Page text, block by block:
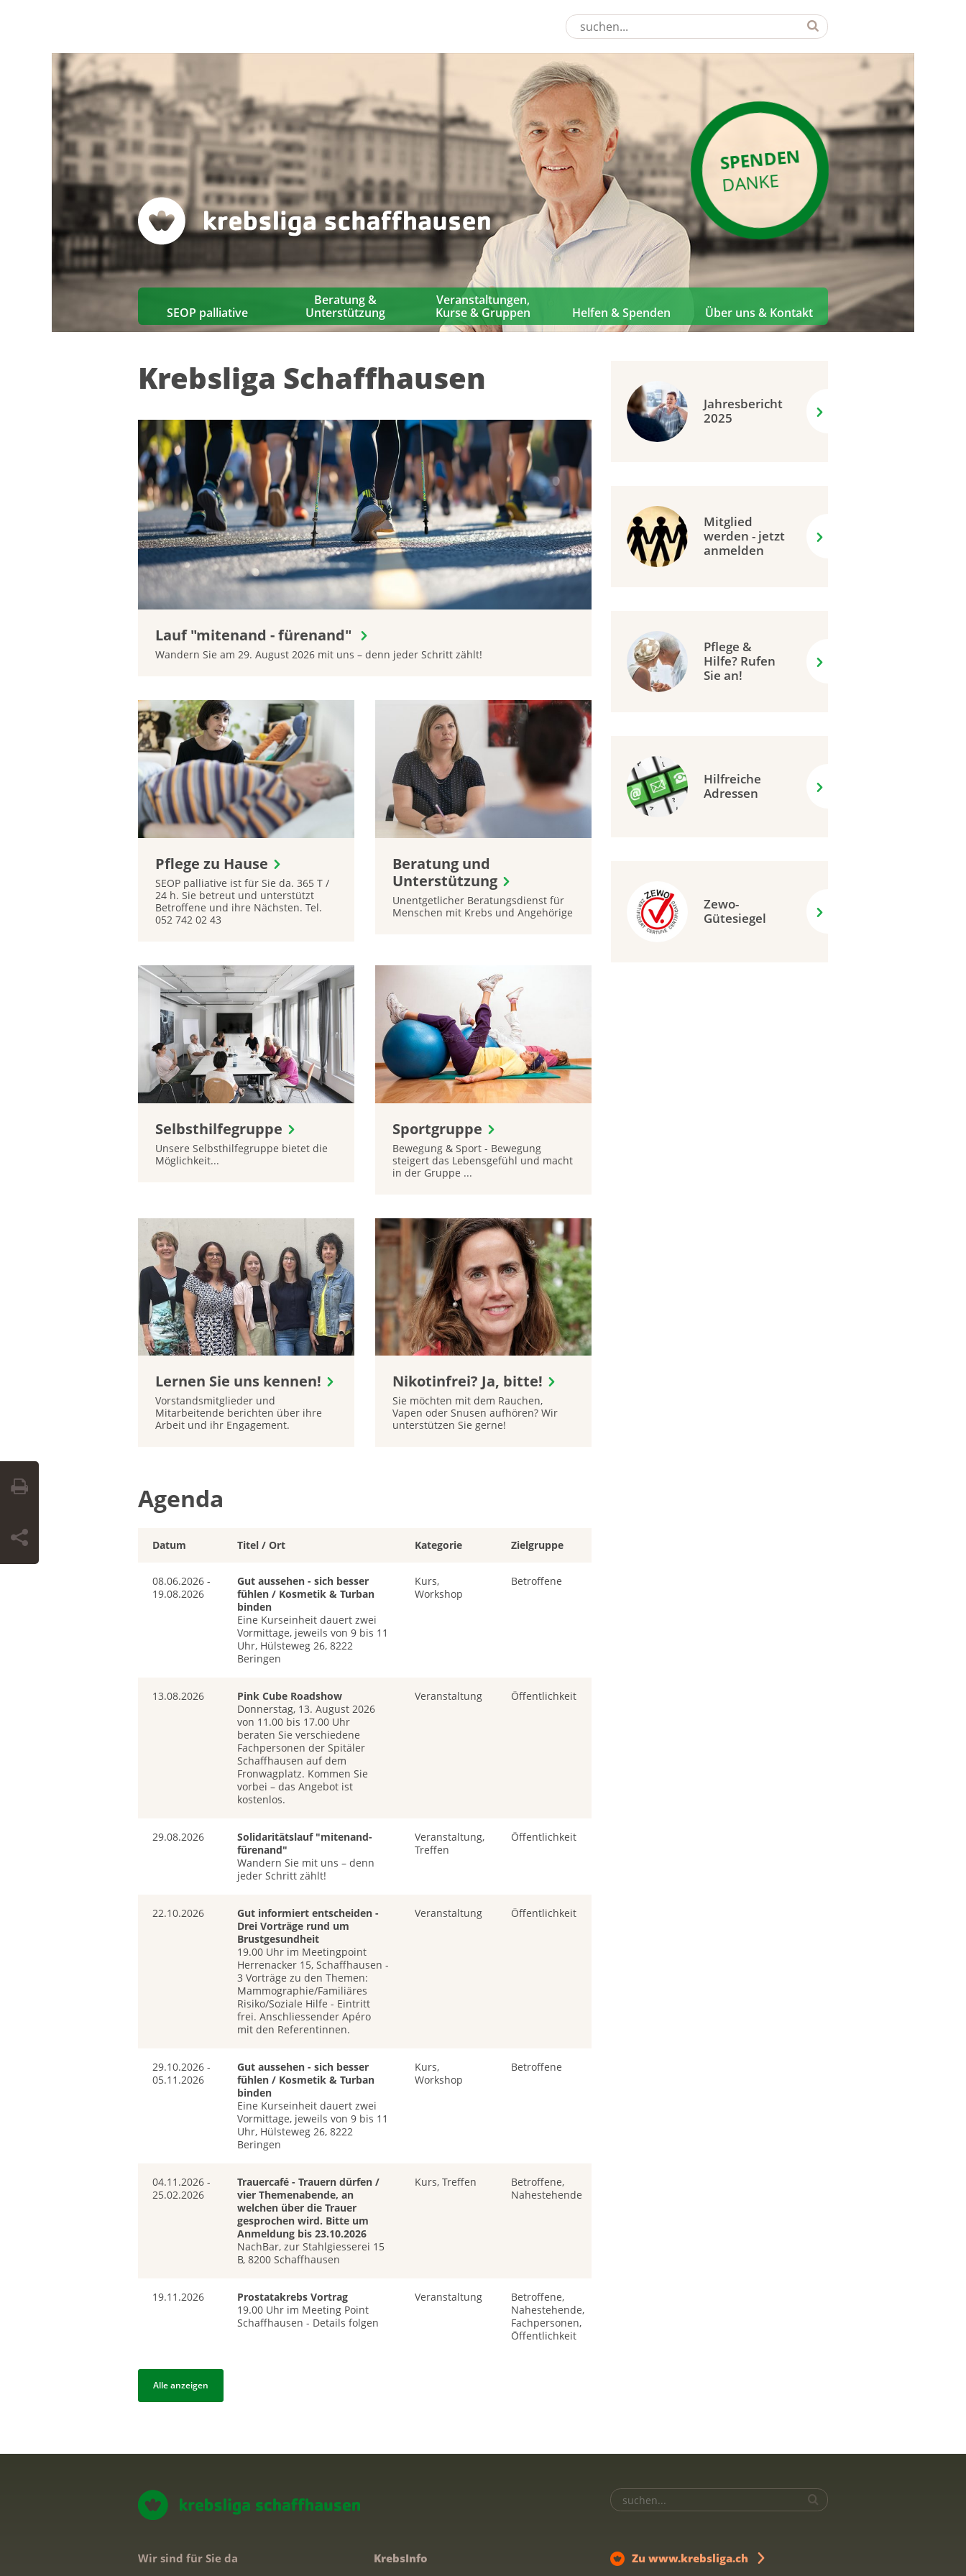
SPENDEN
DANKE
SEOP palliative
Beratung &
Unterstützung
Veranstaltungen,
Kurse & Gruppen
Helfen & Spenden Über uns & Kontakt
Krebsliga Schaffhausen
Lauf "mitenand - fürenand"
Wandern Sie am 29. August 2026 mit uns – denn jeder Schritt zählt!
Pflege zu Hause
SEOP palliative ist für Sie da. 365 T /
24 h. Sie betreut und unterstützt
Betroffene und ihre Nächsten. Tel.
052 742 02 43
Beratung und
Unterstützung
Unentgetlicher Beratungsdienst für
Menschen mit Krebs und Angehörige
Selbsthilfegruppe
Unsere Selbsthilfegruppe bietet die
Möglichkeit...
Sportgruppe
Bewegung & Sport - Bewegung
steigert das Lebensgefühl und macht
in der Gruppe ...
Lernen Sie uns kennen!
Vorstandsmitglieder und
Mitarbeitende berichten über ihre
Arbeit und ihr Engagement.
Nikotinfrei? Ja, bitte!
Sie möchten mit dem Rauchen,
Vapen oder Snusen aufhören? Wir
unterstützen Sie gerne!
Agenda
Datum Titel / Ort Kategorie Zielgruppe
08.06.2026 -
19.08.2026
Gut aussehen - sich besser
fühlen / Kosmetik & Turban
binden
Eine Kurseinheit dauert zwei
Vormittage, jeweils von 9 bis 11
Uhr, Hülsteweg 26, 8222
Beringen
Kurs,
Workshop
Betroffene
13.08.2026
Pink Cube Roadshow
Donnerstag, 13. August 2026
von 11.00 bis 17.00 Uhr
beraten Sie verschiedene
Fachpersonen der Spitäler
Schaffhausen auf dem
Fronwagplatz. Kommen Sie
vorbei – das Angebot ist
kostenlos.
Veranstaltung Öffentlichkeit
29.08.2026
Solidaritätslauf "mitenand-
fürenand"
Wandern Sie mit uns – denn
jeder Schritt zählt!
Veranstaltung,
Treffen
Öffentlichkeit
22.10.2026
Gut informiert entscheiden -
Drei Vorträge rund um
Brustgesundheit
19.00 Uhr im Meetingpoint
Herrenacker 15, Schaffhausen -
3 Vorträge zu den Themen:
Mammographie/Familiäres
Risiko/Soziale Hilfe - Eintritt
frei. Anschliessender Apéro
mit den Referentinnen.
Veranstaltung Öffentlichkeit
29.10.2026 -
05.11.2026
Gut aussehen - sich besser
fühlen / Kosmetik & Turban
binden
Eine Kurseinheit dauert zwei
Vormittage, jeweils von 9 bis 11
Uhr, Hülsteweg 26, 8222
Beringen
Kurs,
Workshop
Betroffene
04.11.2026 -
25.02.2026
Trauercafé - Trauern dürfen /
vier Themenabende, an
welchen über die Trauer
gesprochen wird. Bitte um
Anmeldung bis 23.10.2026
NachBar, zur Stahlgiesserei 15
B, 8200 Schaffhausen
Kurs, Treffen
Betroffene,
Nahestehende
19.11.2026
Prostatakrebs Vortrag
19.00 Uhr im Meeting Point
Schaffhausen - Details folgen
Veranstaltung
Betroffene,
Nahestehende,
Fachpersonen,
Öffentlichkeit
Alle anzeigen
Jahresbericht
2025
Mitglied
werden - jetzt
anmelden
Pflege &
Hilfe? Rufen
Sie an!
Hilfreiche
Adressen
Zewo-
Gütesiegel
Wir sind für Sie da KrebsInfo Zu www.krebsliga.ch